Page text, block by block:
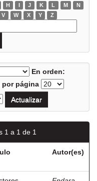
H I J K L M
N
V W X Y Z
En orden:
por página
1 a 1 de 1
Autor(es)